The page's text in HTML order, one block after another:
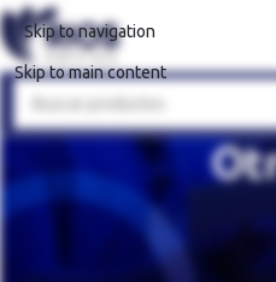
Skip to navigation
Skip to main content
InicioBelleza, higiene y salud
No se han encontrado productos